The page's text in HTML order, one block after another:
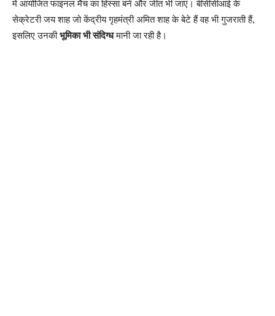
में आयोजित फाइनल मैच का हिस्सा बने और जीत भी जाएं। बीसीसीआई के
सेक्रेटरी जय शाह जो केंद्रीय गृहमंत्री अमित शाह के बेटे हैं वह भी गुजराती हैं,
इसलिए उनकीभूमिका भी संदिग्धमानी जा रही है।